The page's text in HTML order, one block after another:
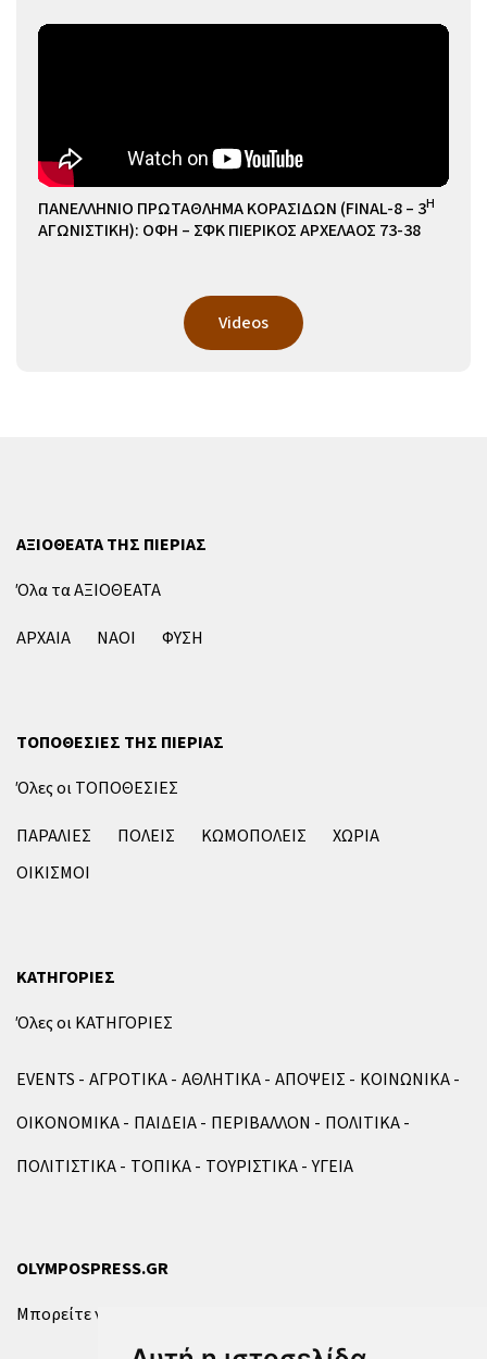
ΠΑΝΕΛΛΗΝΙΟ ΠΡΩΤΑΘΛΗΜΑ ΚΟΡΑΣΙΔΩΝ (FINAL-8 – 3Η
ΑΓΩΝΙΣΤΙΚΗ): ΟΦΗ – ΣΦΚ ΠΙΕΡΙΚΟΣ ΑΡΧΕΛΑΟΣ 73-38
Videos
ΑΞΙΟΘΕΑΤΑ ΤΗΣ ΠΙΕΡΙΑΣ
Όλα τα ΑΞΙΟΘΕΑΤΑ
ΑΡΧΑΙΑ
ΝΑΟΙ ΦΥΣΗ
ΤΟΠΟΘΕΣΙΕΣ ΤΗΣ ΠΙΕΡΙΑΣ
Όλες οι ΤΟΠΟΘΕΣΙΕΣ
ΠΑΡΑΛΙΕΣ
ΠΟΛΕΙΣ ΚΩΜΟΠΟΛΕΙΣ
ΧΩΡΙΑ
ΟΙΚΙΣΜΟΙ
ΚΑΤΗΓΟΡΙΕΣ
Όλες οι ΚΑΤΗΓΟΡΙΕΣ
EVENTS ΑΓΡΟΤΙΚΑ ΑΘΛΗΤΙΚΑ ΑΠΟΨΕΙΣ
ΚΟΙΝΩΝΙΚΑ
ΟΙΚΟΝΟΜΙΚΑ
ΠΑΙΔΕΙΑ ΠΕΡΙΒΑΛΛΟΝ
ΠΟΛΙΤΙΚΑ
ΠΟΛΙΤΙΣΤΙΚΑ
ΤΟΠΙΚΑ ΤΟΥΡΙΣΤΙΚΑ ΥΓΕΙΑ
OLYMPOSPRESS.GR
Μπορείτε να επικοινωνήσετε μαζί μας μέσω της